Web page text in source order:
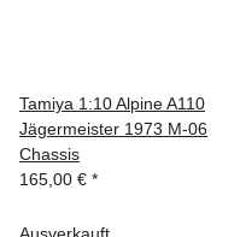
Tamiya 1:10 Alpine A110
Jägermeister 1973 M-06
Chassis
165,00 € *